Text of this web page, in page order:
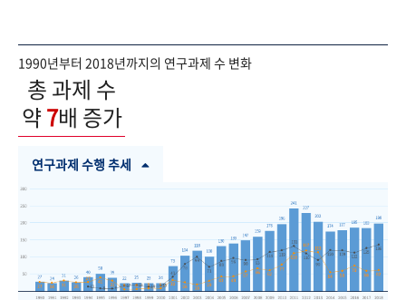
1990년부터 2018년까지의 연구과제 수 변화
총 과제 수
약7배 증가
연구과제 수행 추세